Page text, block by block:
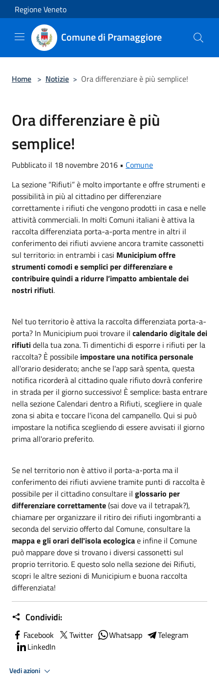
Salta al contenuto principale
Regione Veneto
Comune di Pramaggiore
Home > Notizie > Ora differenziare è più semplice!
Ora differenziare è più
semplice!
Pubblicato il 18 novembre 2016 • Comune
La sezione “Rifiuti” è molto importante e offre strumenti e
possibilità in più al cittadino per differenziare
correttamente i rifiuti che vengono prodotti in casa e nelle
attività commerciali. In molti Comuni italiani è attiva la
raccolta differenziata porta-a-porta mentre in altri il
conferimento dei rifiuti avviene ancora tramite cassonetti
sul territorio: in entrambi i casi Municipium offre
strumenti comodi e semplici per differenziare e
contribuire quindi a ridurre l’impatto ambientale dei
nostri rifiuti.
Nel tuo territorio è attiva la raccolta differenziata porta-a-
porta? In Municipium puoi trovare il calendario digitale dei
rifiutidella tua zona. Ti dimentichi di esporre i rifiuti per la
raccolta? È possibile impostare una notifica personale
all'orario desiderato; anche se l'app sarà spenta, questa
notifica ricorderà al cittadino quale rifiuto dovrà conferire
in strada per il giorno successivo! È semplice: basta entrare
nella sezione Calendari dentro a Rifiuti, scegliere in quale
zona si abita e toccare l'icona del campanello. Qui si può
impostare la notifica scegliendo di essere avvisati il giorno
prima all'orario preferito.
Se nel territorio non è attivo il porta-a-porta ma il
conferimento dei rifiuti avviene tramite punti di raccolta è
possibile per il cittadino consultare il glossario per
differenziare correttamente(sai dove va il tetrapak?),
chiamare per organizzare il ritiro dei rifiuti ingombranti a
seconda del servizio offerto dal Comune, consultare la
mappa e gli orari dell'isola ecologicae infine il Comune
può mappare dove si trovano i diversi cassonetti sul
proprio territorio. E questo solo nella sezione dei Rifiuti,
scopri le altre sezioni di Municipium e buona raccolta
differenziata!
Condividi:
Facebook Twitter Whatsapp
Telegram
LinkedIn
Vedi azioni